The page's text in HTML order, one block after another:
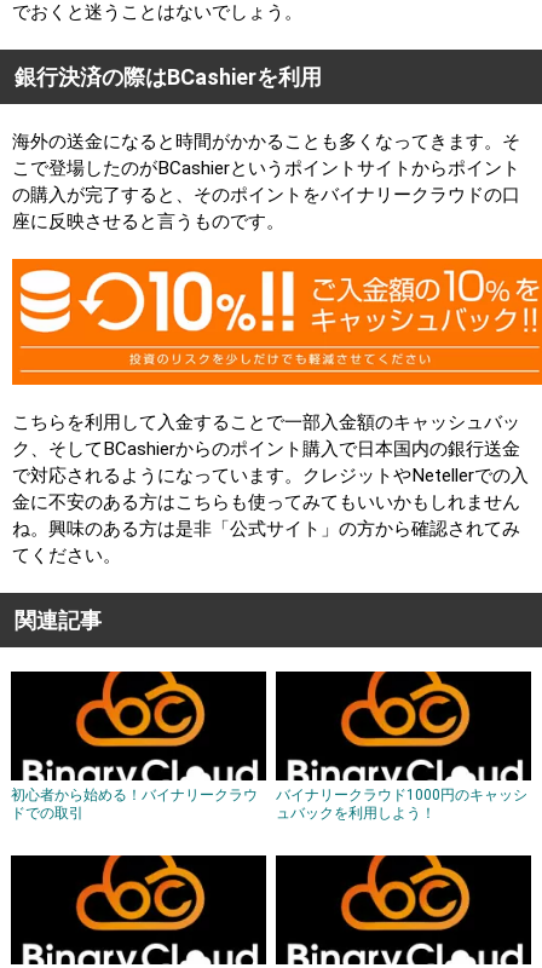
でおくと迷うことはないでしょう。
銀行決済の際はBCashierを利用
海外の送金になると時間がかかることも多くなってきます。そ
こで登場したのがBCashierというポイントサイトからポイント
の購入が完了すると、そのポイントをバイナリークラウドの口
座に反映させると言うものです。
こちらを利用して入金することで一部入金額のキャッシュバッ
ク、そしてBCashierからのポイント購入で日本国内の銀行送金
で対応されるようになっています。クレジットやNetellerでの入
金に不安のある方はこちらも使ってみてもいいかもしれません
ね。興味のある方は是非「公式サイト」の方から確認されてみ
てください。
関連記事
初心者から始める！バイナリークラウ
ドでの取引
バイナリークラウド1000円のキャッシ
ュバックを利用しよう！